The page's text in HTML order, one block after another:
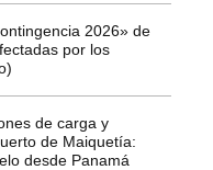
2026» de
por los
de carga y
de Maiquetía:
desde Panamá